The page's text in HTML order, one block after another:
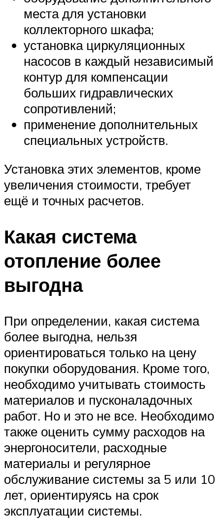
места для установки
коллекторного шкафа;
установка циркуляционных
насосов в каждый независимый
контур для компенсации
больших гидравлических
сопротивлений;
применение дополнительных
специальных устройств.
Установка этих элементов, кроме
увеличения стоимости, требует
ещё и точных расчетов.
Какая система
отопление более
выгодна
При определении, какая система
более выгодна, нельзя
ориентироваться только на цену
покупки оборудования. Кроме того,
необходимо учитывать стоимость
материалов и пусконаладочных
работ. Но и это не все. Необходимо
также оценить сумму расходов на
энергоносители, расходные
материалы и регулярное
обслуживание системы за 5 или 10
лет, ориентируясь на срок
эксплуатации системы.